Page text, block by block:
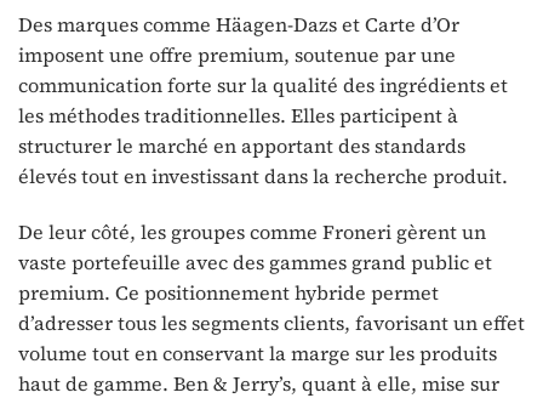
Des marques comme Häagen-Dazs et Carte d’Or
imposent une offre premium, soutenue par une
communication forte sur la qualité des ingrédients et
les méthodes traditionnelles. Elles participent à
structurer le marché en apportant des standards
élevés tout en investissant dans la recherche produit.
De leur côté, les groupes comme Froneri gèrent un
vaste portefeuille avec des gammes grand public et
premium. Ce positionnement hybride permet
d’adresser tous les segments clients, favorisant un effet
volume tout en conservant la marge sur les produits
haut de gamme. Ben & Jerry’s, quant à elle, mise sur